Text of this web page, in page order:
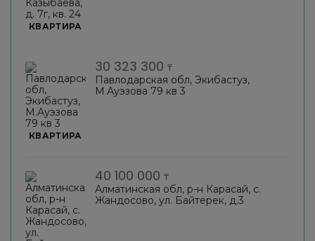
КВАРТИРА
КВАРТИРА
30 323 300 ₸
Павлодарская обл, Экибастуз,
М.Ауэзова 79 кв 3
40 100 000 ₸
Алматинская обл, р-н Карасай, с.
Жандосово, ул. Байтерек, д.3